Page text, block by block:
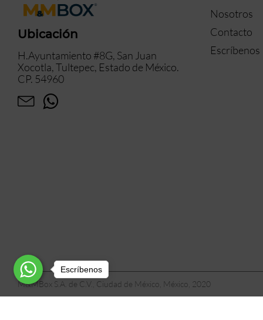
Ubicación
H.Ayuntamiento #8G, San Juan
Xocotla, Tultepec, Estado de México.
CP. 54960
Nosotros
Contacto
Escríbenos
M&MBox S.A. de C.V., Ciudad de México, México, 2020
Escríbenos